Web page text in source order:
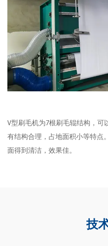
V型刷毛机为7根刷毛辊结构，
有结构合理，占地面积小等特点
面得到清洁，效果佳。
技